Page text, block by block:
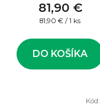
81,90 €
Jednotková
81,90 € / 1 ks
DO KOŠÍKA
Kód: